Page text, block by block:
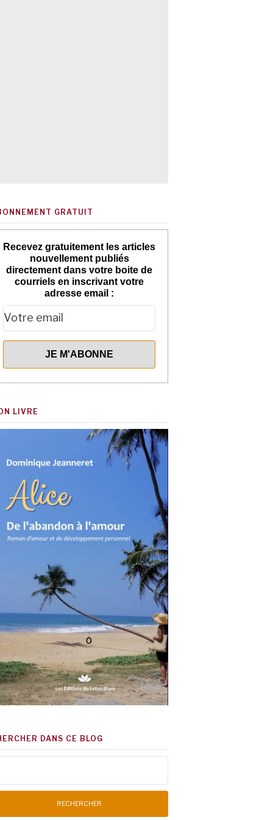
GRATUIT
Recevez gratuitement les articles
nouvellement publiés
directement dans votre boite de
courriels en inscrivant votre
adresse email :
LIVRE
DANS CE BLOG